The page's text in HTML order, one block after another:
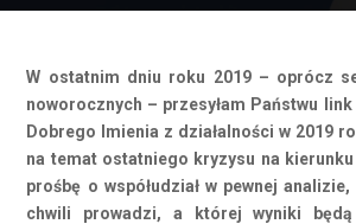
W ostatnim dniu roku 2019 – oprócz
noworocznych – przesyłam Państwu
Dobrego Imienia z działalności w 2019
na temat ostatniego kryzysu na
prośbę o współudział w pewnej
chwili prowadzi, a której wyniki będą